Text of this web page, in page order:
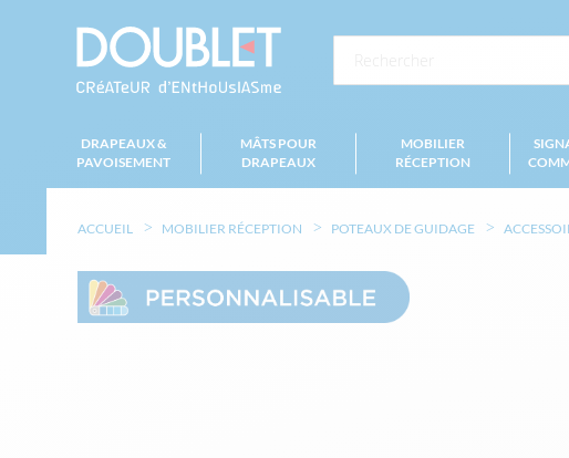
DRAPEAUX &
PAVOISEMENT
MÂTS POUR
DRAPEAUX
MOBILIER
RÉCEPTION
ACCUEIL MOBILIER RÉCEPTION POTEAUX DE GUIDAGE
Skip
the